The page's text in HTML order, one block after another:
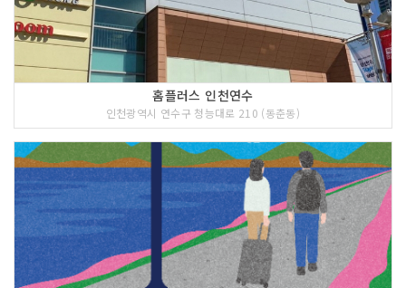
홈플러스 인천연수
인천광역시 연수구 청능대로 210 (동춘동)